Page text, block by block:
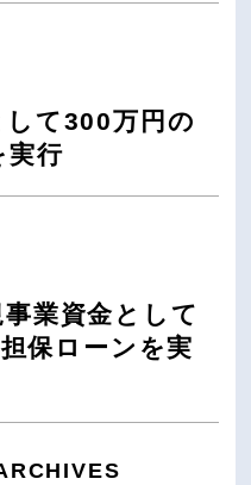
て300万円の
実行
業資金として
保ローンを実